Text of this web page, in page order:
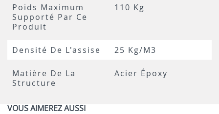
Poids Maximum
Supporté Par Ce
Produit
110 Kg
Densité De L'assise 25 Kg/m3
Matière De La
Structure
Acier Époxy
VOUS AIMEREZ AUSSI